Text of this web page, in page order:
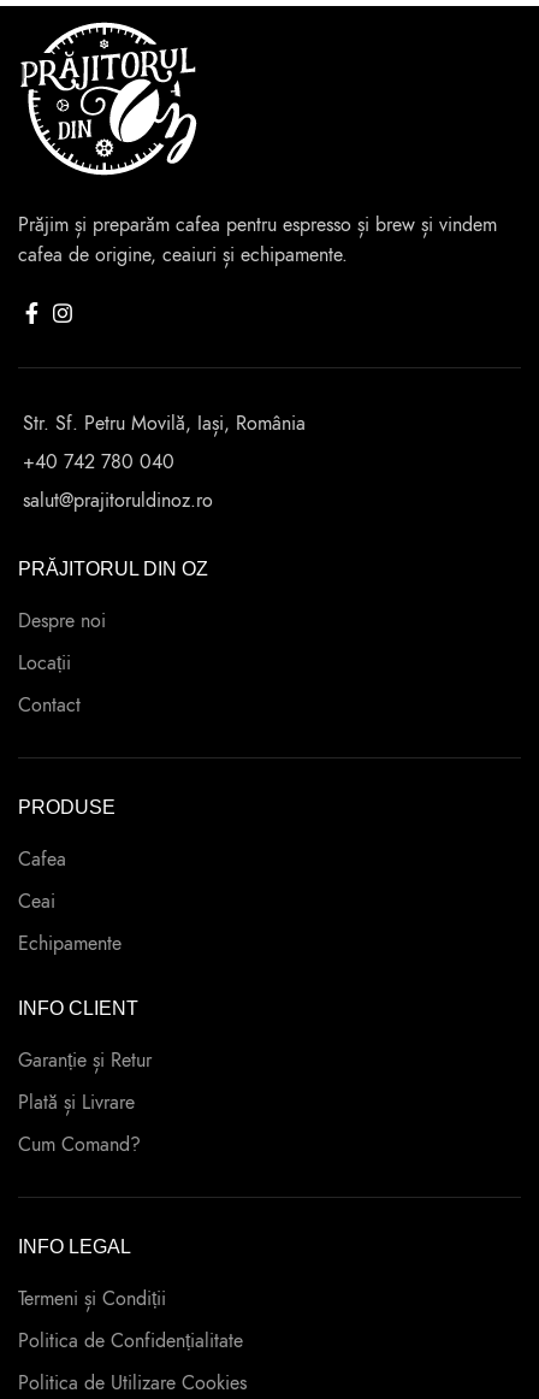
Prăjim și preparăm cafea pentru espresso și brew și vindem
cafea de origine, ceaiuri și echipamente.
Str. Sf. Petru Movilă, Iași, România
+40 742 780 040
salut@prajitoruldinoz.ro
PRĂJITORUL DIN OZ
Despre noi
Locații
Contact
PRODUSE
Cafea
Ceai
Echipamente
INFO CLIENT
Garanție și Retur
Plată și Livrare
Cum Comand?
INFO LEGAL
Termeni și Condiții
Politica de Confidențialitate
Politica de Utilizare Cookies